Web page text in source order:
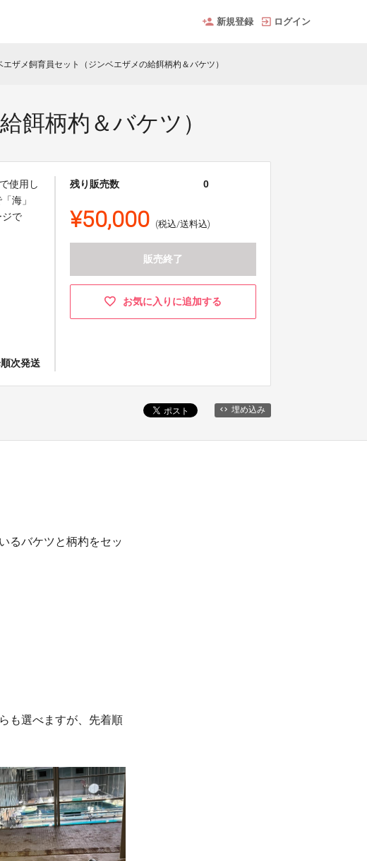
新規登録 ログイン
ザメ飼育員セット（ジンベエザメの給餌柄杓＆バケツ）
餌柄杓＆バケツ）
使用し
海」
ジで
次発送
残り販売数 0
¥50,000 (税込/送料込)
販売終了
お気に入りに追加する
埋め込み
るバケツと柄杓をセッ
も選べますが、先着順